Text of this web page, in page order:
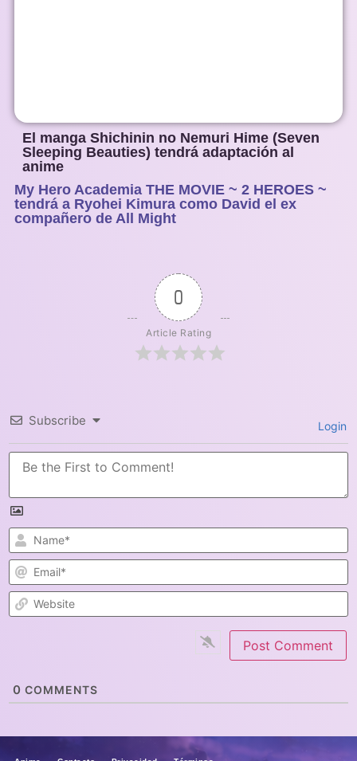
El manga Shichinin no Nemuri Hime (Seven
Sleeping Beauties) tendrá adaptación al
anime
My Hero Academia THE MOVIE ~ 2 HEROES ~
tendrá a Ryohei Kimura como David el ex
compañero de All Might
0
Article Rating
Subscribe Login
0 COMMENTS